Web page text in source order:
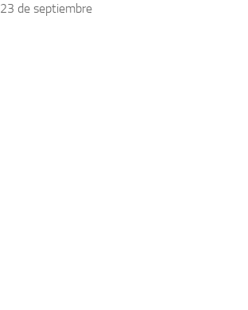
23 de septiembre